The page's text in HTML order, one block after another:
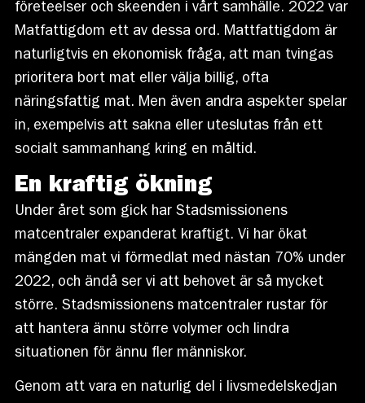
företeelser och skeenden i vårt samhälle. 2022 var
Matfattigdom ett av dessa ord. Mattfattigdom är
naturligtvis en ekonomisk fråga, att man tvingas
prioritera bort mat eller välja billig, ofta
näringsfattig mat. Men även andra aspekter spelar
in, exempelvis att sakna eller uteslutas från ett
socialt sammanhang kring en måltid.
En kraftig ökning
Under året som gick har Stadsmissionens
matcentraler expanderat kraftigt. Vi har ökat
mängden mat vi förmedlat med nästan 70% under
2022, och ändå ser vi att behovet är så mycket
större. Stadsmissionens matcentraler rustar för
att hantera ännu större volymer och lindra
situationen för ännu fler människor.
Genom att vara en naturlig del i livsmedelskedjan